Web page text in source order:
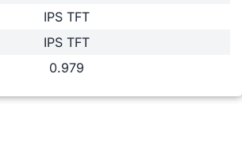
IPS TFT
IPS TFT
0.979